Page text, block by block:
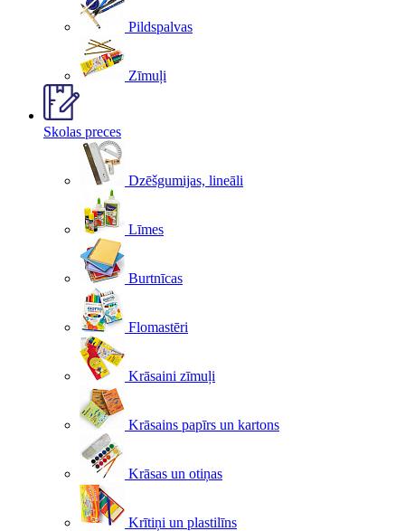
Pildspalvas
Zīmuļi
Skolas preces
Dzēšgumijas, lineāli
Līmes
Burtnīcas
Flomastēri
Krāsaini zīmuļi
Krāsains papīrs un kartons
Krāsas un otiņas
Krītiņi un plastilīns